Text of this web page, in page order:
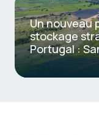
Un nouveau
stockage
Portugal :